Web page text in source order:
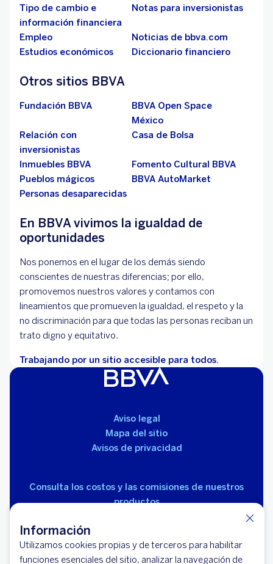
Información
Utilizamos cookies propias y de terceros para habilitar
funciones esenciales del sitio, analizar la navegación de
Tipo de cambio e
información financiera
Notas para inversionistas
Empleo
Noticias de bbva.com
Estudios económicos
Diccionario financiero
Otros sitios BBVA
Fundación BBVA
BBVA Open Space
México
Relación con
inversionistas
Casa de Bolsa
Inmuebles BBVA
Fomento Cultural BBVA
Pueblos mágicos
BBVA AutoMarket
Personas desaparecidas
En BBVA vivimos la igualdad de
oportunidades
Nos ponemos en el lugar de los demás siendo
conscientes de nuestras diferencias; por ello,
promovemos nuestros valores y contamos con
lineamientos que promueven la igualdad, el respeto y la
no discriminación para que todas las personas reciban un
trato digno y equitativo.
Trabajando por un sitio accesible para todos.
Aviso legal
Mapa del sitio
Avisos de privacidad
Consulta los costos y las comisiones de nuestros
productos